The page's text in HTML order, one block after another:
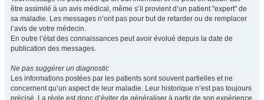
être assimilé à un avis médical, même s’il provient d’un patient "expert" de
sa maladie. Les messages n’ont pas pour but de retarder ou de remplacer
l’avis de votre médecin.
En outre l’état des connaissances peut avoir évolué depuis la date de
publication des messages.
Ne pas suggérer un diagnostic
Les informations postées par les patients sont souvent partielles et ne
concernent qu’un aspect de leur maladie. Leur historique n’est pas toujours
précisé. La règle est donc d’éviter de généraliser à partir de son expérience